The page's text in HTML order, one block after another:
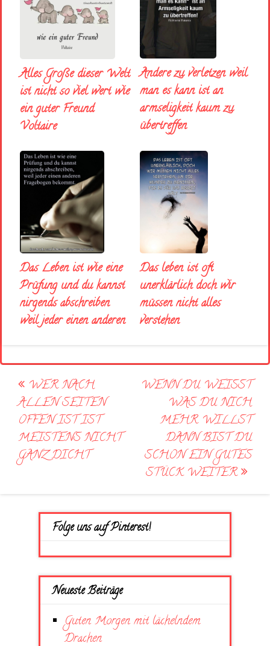
Alles Große dieser Welt
ist nicht so viel wert wie
ein guter Freund
Voltaire
Andere zu verletzen weil
man es kann ist an
armseligkeit kaum zu
übertreffen
Das Leben ist wie eine
Prüfung und du kannst
nirgends abschreiben
weil jeder einen anderen
Das leben ist oft
unerklärlich doch wir
müssen nicht alles
verstehen
Post
navigation
WER NACH
ALLEN SEITEN
OFFEN IST IST
MEISTENS NICHT
GANZ DICHT
WENN DU WEISST W
AS DU NICH M
EHR WILLST D
ANN BIST DU S
CHON EIN GUTES S
TÜCK WEITER
Folge uns auf Pinterest!
Neueste Beiträge
Guten Morgen mit lächelndem
Drachen